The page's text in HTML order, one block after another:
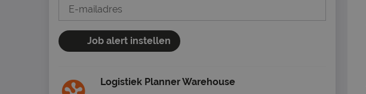
Job alert instellen
Logistiek Planner Warehouse